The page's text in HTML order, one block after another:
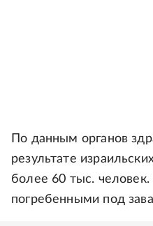
По данным органов
результате
более 60 тыс.
погребенными под